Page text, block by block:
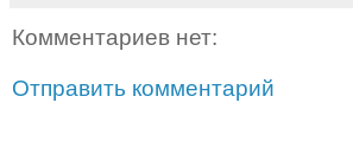
Комментариев нет:
Отправить комментарий